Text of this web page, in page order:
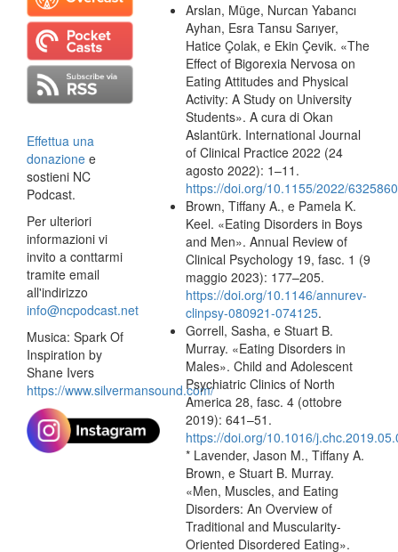
Effettua una
donazione e
sostieni NC
Podcast.
Per ulteriori
informazioni vi
invito a conttarmi
tramite email
all'indirizzo
info@ncpodcast.net
Musica: Spark Of
Inspiration by
Shane Ivers
https://www.silvermansound.com/
Arslan, Müge, Nurcan Yabancı
Ayhan, Esra Tansu Sarıyer,
Hatice Çolak, e Ekin Çevik. «The
Effect of Bigorexia Nervosa on
Eating Attitudes and Physical
Activity: A Study on University
Students». A cura di Okan
Aslantürk. International Journal
of Clinical Practice 2022 (24
agosto 2022): 1–11.
https://doi.org/10.1155/2022/6325860
Brown, Tiffany A., e Pamela K.
Keel. «Eating Disorders in Boys
and Men». Annual Review of
Clinical Psychology 19, fasc. 1 (9
maggio 2023): 177–205.
https://doi.org/10.1146/annurev-
clinpsy-080921-074125.
Gorrell, Sasha, e Stuart B.
Murray. «Eating Disorders in
Males». Child and Adolescent
Psychiatric Clinics of North
America 28, fasc. 4 (ottobre
2019): 641–51.
https://doi.org/10.1016/
* Lavender, Jason M., Tiffany A.
Brown, e Stuart B. Murray.
«Men, Muscles, and Eating
Disorders: An Overview of
Traditional and Muscularity-
Oriented Disordered Eating».